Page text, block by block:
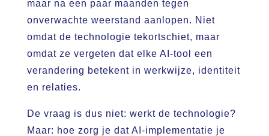
maar na een paar maanden tegen
onverwachte weerstand aanlopen. Niet
omdat de technologie tekortschiet, maar
omdat ze vergeten dat elke AI-tool een
verandering betekent in werkwijze, identiteit
en relaties.
De vraag is dus niet: werkt de technologie?
Maar: hoe zorg je dat AI-implementatie je